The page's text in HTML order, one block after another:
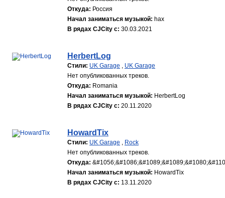
Откуда: Россия
Начал заниматься музыкой: hax
В рядах CJCity с: 30.03.2021
HerbertLog
Стили: UK Garage , UK Garage
Нет опубликованных треков.
Откуда: Romania
Начал заниматься музыкой: HerbertLog
В рядах CJCity с: 20.11.2020
HowardTix
Стили: UK Garage , Rock
Нет опубликованных треков.
Откуда:
Начал заниматься музыкой: HowardTix
В рядах CJCity с: 13.11.2020